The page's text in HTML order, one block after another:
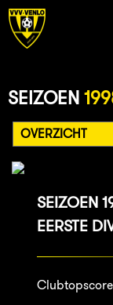
SEIZOEN
SEIZOEN
EERSTE